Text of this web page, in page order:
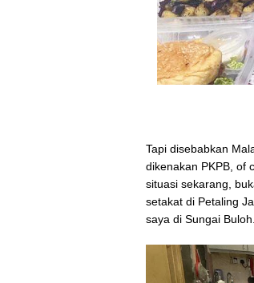
Tapi disebabkan
dikenakan PKPB, of
situasi sekarang,
setakat di Petaling
saya di Sungai Buloh.